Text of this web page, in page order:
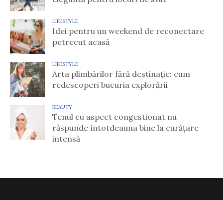
LIFESTYLE
Idei pentru un weekend de reconectare
petrecut acasă
LIFESTYLE
Arta plimbărilor fără destinație: cum
redescoperi bucuria explorării
BEAUTY
Tenul cu aspect congestionat nu
răspunde întotdeauna bine la curățare
intensă